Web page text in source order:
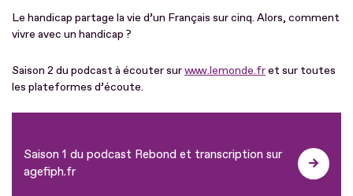
Le handicap partage la vie d’un Français sur cinq. Alors, comment
vivre avec un handicap ?
Saison 2 du podcast à écouter surwww.lemonde.fret sur toutes
les plateformes d’écoute.
Saison 1 du podcast Rebond et transcription sur
agefiph.fr